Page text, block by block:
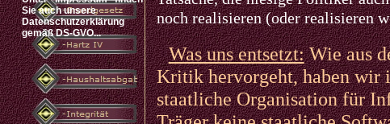
Sie auch unsere
Datenschutzerklärung
gemäß DS-GVO...
noch realisieren (oder realisieren
Was uns entsetzt:Wie aus
Kritik hervorgeht, haben wir
staatliche Organisation für